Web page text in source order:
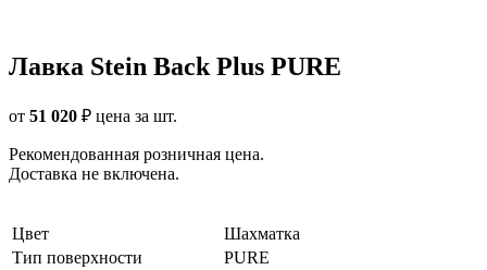
Лавка Stein Back Plus PURE
от 51 020 ₽ цена за шт.
Рекомендованная розничная цена.
Доставка не включена.
Цвет
Шахматка
Тип поверхности
PURE